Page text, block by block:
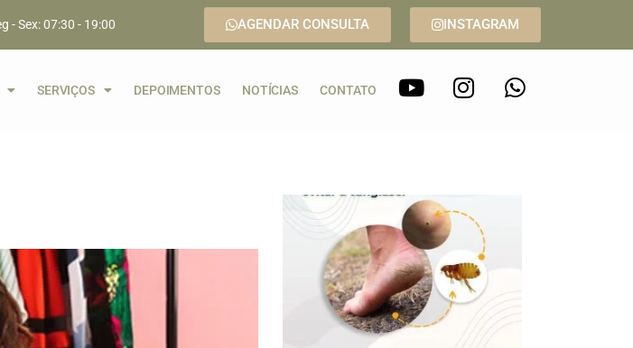
- Sex: 07:30 - 19:00 AGENDAR CONSULTA INSTAGRAM
SERVIÇOS DEPOIMENTOS NOTÍCIAS CONTATO